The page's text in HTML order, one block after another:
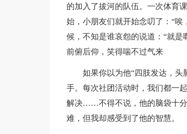
的加入了拔河的队伍。一次体育
始，小朋友们就开始念叨了：“
候，不知是谁哀怨的说道：“就
前俯后仰，笑得喘不过气来
如果你以为他“四肢发达，头
手。每次社团活动时，我们都一
解决……不得不说，他的脑袋十分
难，但我却感受到了他的智慧。